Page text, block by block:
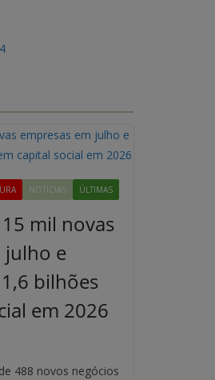
NOTÍCIAS ÚLTIMAS
mil novas
julho e
bilhões
em 2026
488 novos negócios